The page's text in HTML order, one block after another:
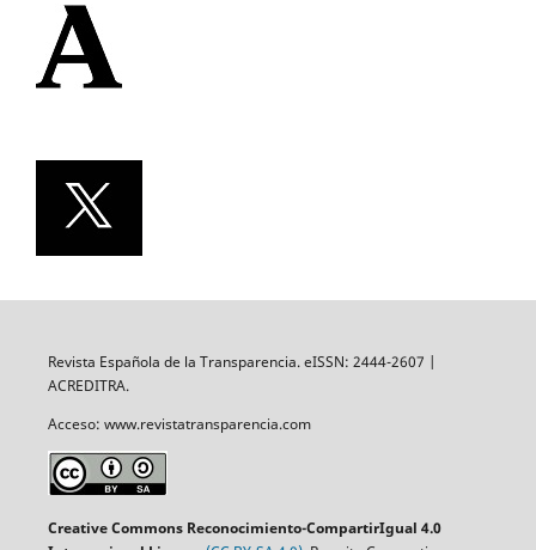
Revista Española de la Transparencia. eISSN: 2444-2607 |
ACREDITRA.
Acceso: www.revistatransparencia.com
Creative Commons Reconocimiento-CompartirIgual 4.0